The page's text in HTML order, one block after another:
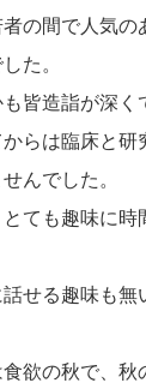
の間で人気
た。
皆造詣が深
らは臨床と
んでした。
ても趣味に
せる趣味も無
欲の秋で、